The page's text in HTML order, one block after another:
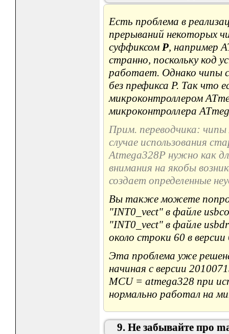
Есть проблема в
прерываний некоторых
суффиксом P, например
странно, поскольку код
работает. Однако чипы
без префикса P. Так что
микроконтроллером
микроконтроллера
Прим. переводчика:
случае использования
Atmega328P нужно как
внимания на якобы
создает определенные
Вы также можете
"INT0_vect" в файле
"INT0_vect" в файле
около строки 60 в
Эта проблема уже
начиная с версии
MCU = atmega328 при
нормально работал на
9. Не забывайте про